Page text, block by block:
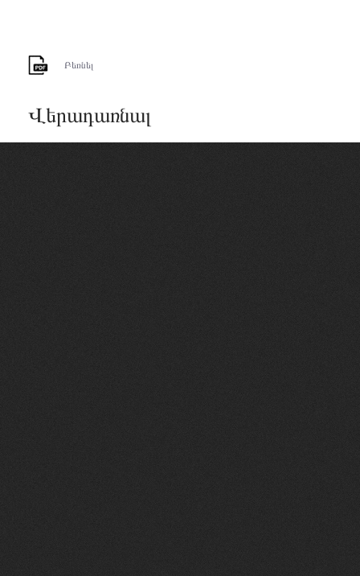
Բեռնել
Վերադառնալ